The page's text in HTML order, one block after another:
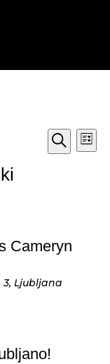
Iskanje
Cameryn
Ljubljana